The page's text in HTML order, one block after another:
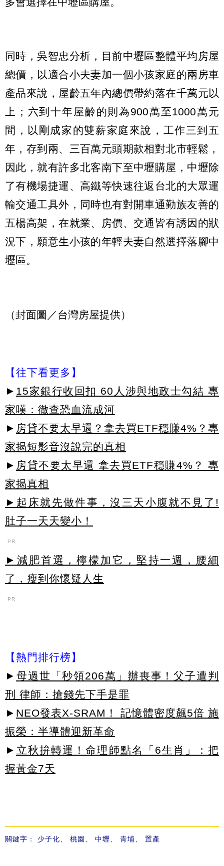
同時，吳智忠分析，目前中壢區整體平均房屋
總價，以適合小夫妻加一個小孩家庭的兩房車
產品來說，屋齡五年內總價帶約落在千萬元以
上；六到十年屋齡的則為900萬至1000萬元
間，以剛成家的雙薪家庭來說，工作三到五
年，存到兩、三百萬元頭期款相對北市輕鬆，
因此，就有許多北客南下至中壢購屋，中壢除
了有機場捷運、高鐵等快速往返台北的大眾運
輸交通工具外，同時也有對開車通勤族友善的
五楊高架，在就業、房價、交通皆有誘因的狀
況下，願意生小孩的年輕夫妻自然選擇落腳中
壢區。
（封面圖／台灣房屋提供）
【往下看更多】
► 15家銀行收回扣 60人涉與地政士勾結 專
家嘆：徹查恐血流成河
► 房貸不要太早還？拿去買ETF穩賺4%？專
家揭短影音沒說完的真相
► 房貸不要太早還 拿去買ETF穩賺4%？ 專
家揭真相
►起床就先做件事，沒三天小腹就不見了!
肚子一天天變小！
PR
►減肥首選，檸檬加它，堅持一週，腰細
了，瘦到你懷疑人生
PR
【熱門排行榜】
► 母過世「秒領206萬」辦喪事！父子遭判
刑 律師：搶錢先下手是罪
► NEO發表X-SRAM！ 記憶體密度飆5倍 施
振榮：半導體迎新革命
► 立秋拚轉運！命理師點名「6生肖」：把
握黃金7天
關鍵字： 少子化 桃園 中壢 青埔 置產